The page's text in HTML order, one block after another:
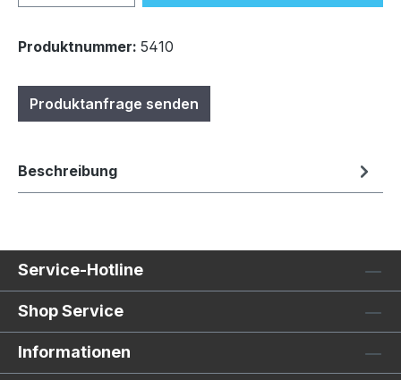
Produktnummer: 5410
Produktanfrage senden
Beschreibung
Service-Hotline
Shop Service
Informationen